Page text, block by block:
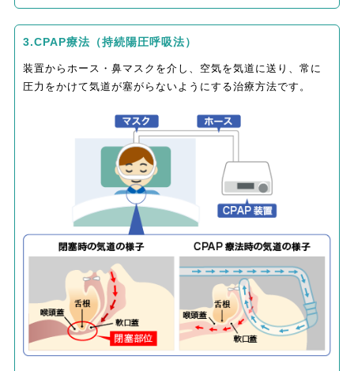
3.CPAP療法（持続陽圧呼吸法）
装置からホース・鼻マスクを介し、空気を気道に送り、常に
圧力をかけて気道が塞がらないようにする治療方法です。